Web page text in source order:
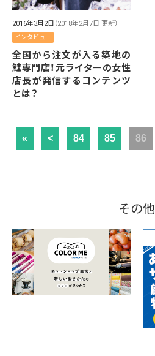
2016年3月2日 （2018年2月7日 更新）
インタビュー
全国から注文が入る築地の
鮭専門店！元ライターの女性
店長が発信するコンテンツ
とは？
« < 84 85 86
その他